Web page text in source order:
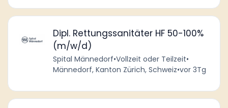
Dipl. Rettungssanitäter HF 50-100%
(m/w/d)
Spital Männedorf•Vollzeit oder Teilzeit•
Männedorf, Kanton Zürich, Schweiz•vor 3Tg